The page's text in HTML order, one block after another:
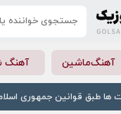
آهنگ‌ماشین آهنگ
ها طبق قوانین جمهوری